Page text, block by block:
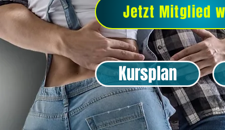
Jetzt Mitglied
Kursplan